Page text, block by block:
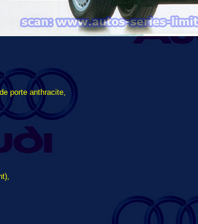
porte anthracite,